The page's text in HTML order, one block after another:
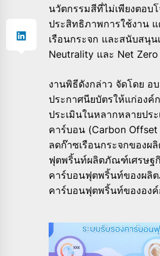
นวัตกรรมสีที่ไม่เพียงตอบ
ประสิทธิภาพการใช้งาน
เรือนกระจก และสนับสนุน
Neutrality และ Net Zero
งานพิธีดังกล่าว จัดโดย อ
ประกาศนียบัตรให้แก่องค์
ประเมินในหลากหลายปร
คาร์บอน (Carbon
ลดก๊าซเรือนกระจกของ
ฟุตพริ้นท์ผลิตภัณฑ์เศรษฐ
คาร์บอนฟุตพริ้นท์ของผลิ
คาร์บอนฟุตพริ้นท์ขององค์